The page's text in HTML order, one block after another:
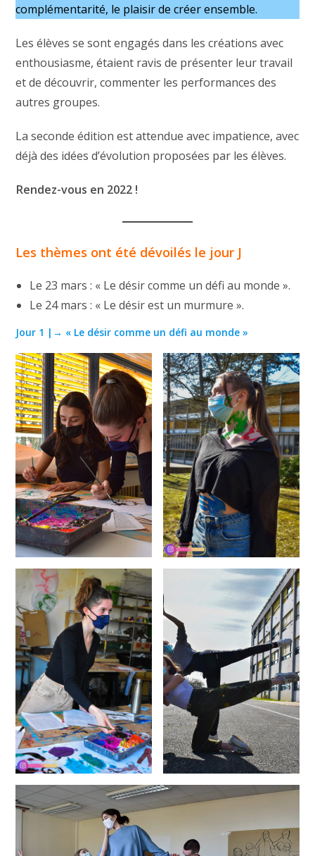
complémentarité, le plaisir de créer ensemble.
Les élèves se sont engagés dans les créations avec
enthousiasme, étaient ravis de présenter leur travail
et de découvrir, commenter les performances des
autres groupes.
La seconde édition est attendue avec impatience, avec
déjà des idées d’évolution proposées par les élèves.
Rendez-vous en 2022 !
Les thèmes ont été dévoilés le jour J
Le 23 mars : « Le désir comme un défi au monde ».
Le 24 mars : « Le désir est un murmure ».
Jour 1 |→ « Le désir comme un défi au monde »